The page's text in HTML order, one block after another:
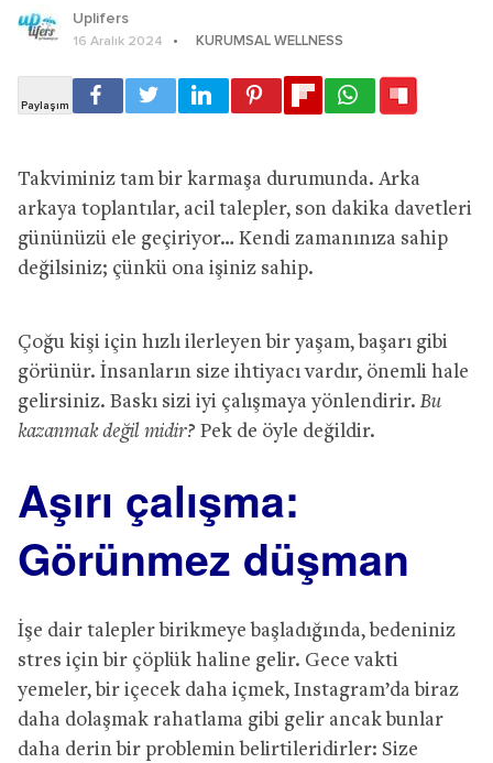
Uplifers
16 Aralık 2024 KURUMSAL WELLNESS
Takviminiz tam bir karmaşa durumunda. Arka
arkaya toplantılar, acil talepler, son dakika davetleri
gününüzü ele geçiriyor… Kendi zamanınıza sahip
değilsiniz; çünkü ona işiniz sahip.
Çoğu kişi için hızlı ilerleyen bir yaşam, başarı gibi
görünür. İnsanların size ihtiyacı vardır, önemli hale
gelirsiniz. Baskı sizi iyi çalışmaya yönlendirir. Bu
kazanmak değil midir? Pek de öyle değildir.
Aşırı çalışma:
Görünmez düşman
İşe dair talepler birikmeye başladığında, bedeniniz
stres için bir çöplük haline gelir. Gece vakti
yemeler, bir içecek daha içmek, Instagram’da biraz
daha dolaşmak rahatlama gibi gelir ancak bunlar
daha derin bir problemin belirtileridirler: Size